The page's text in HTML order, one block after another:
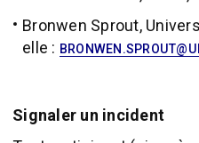
Bronwen Sprout,
elle :
Signaler un incident